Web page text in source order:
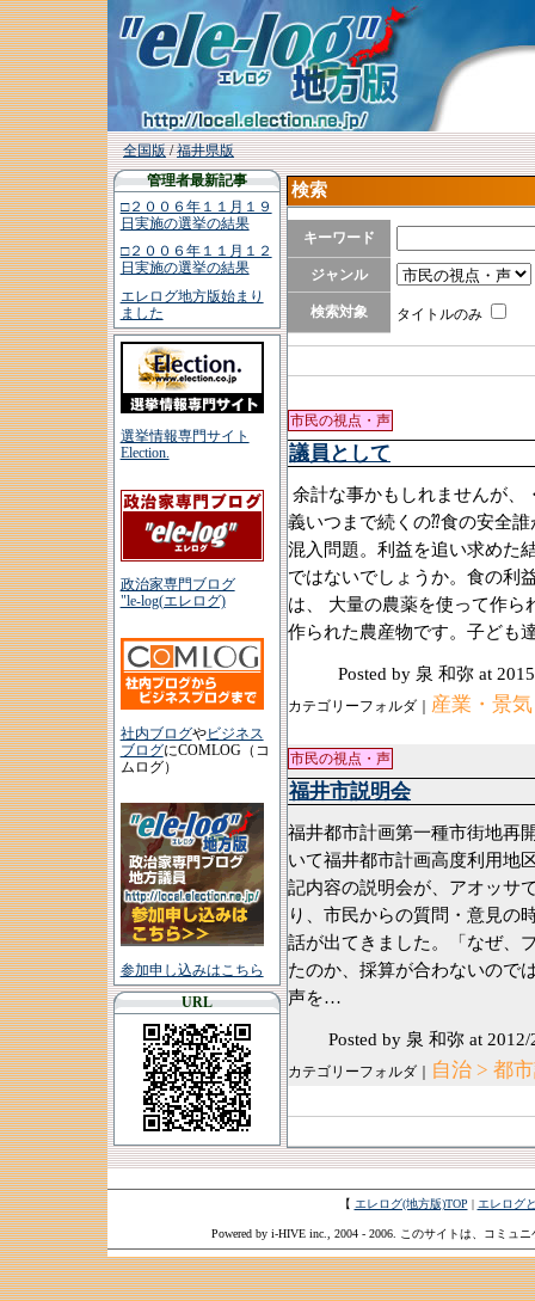
全国版/福井県版
管理者最新記事
□２００６年１１月１９
日実施の選挙の結果
□２００６年１１月１２
日実施の選挙の結果
エレログ地方版始まり
ました
選挙情報専門サイト
Election.
政治家専門ブログ
"le-log(エレログ)
社内ブログやビジネス
ブログにCOMLOG（コ
ムログ）
参加申し込みはこちら
URL
検索
キーワード
ジャンル
検索対象 タイトルのみ
市民の視点・声
議員として
余計な事かもしれませんが、
義いつまで続くの⁇食の安全
混入問題。利益を追い求めた
ではないでしょうか。食の利
は、 大量の農薬を使って作ら
作られた農産物です。子ども
Posted by 泉 和弥 at
カテゴリーフォルダ｜ 産業・景
市民の視点・声
福井市説明会
福井都市計画第一種市街地再
いて福井都市計画高度利用地
記内容の説明会が、アオッサ
り、市民からの質問・意見の
話が出てきました。「なぜ、
たのか、採算が合わないので
声を…
Posted by 泉 和弥 at
カテゴリーフォルダ｜ 自治 > 都
【 エレログ(地方版)TOP エレログ
Powered by i-HIVE inc., 2004 - 2006. このサイトは、コミュ